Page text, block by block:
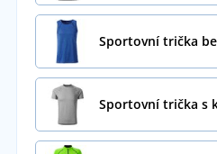
Sportovní trička
Sportovní trička s